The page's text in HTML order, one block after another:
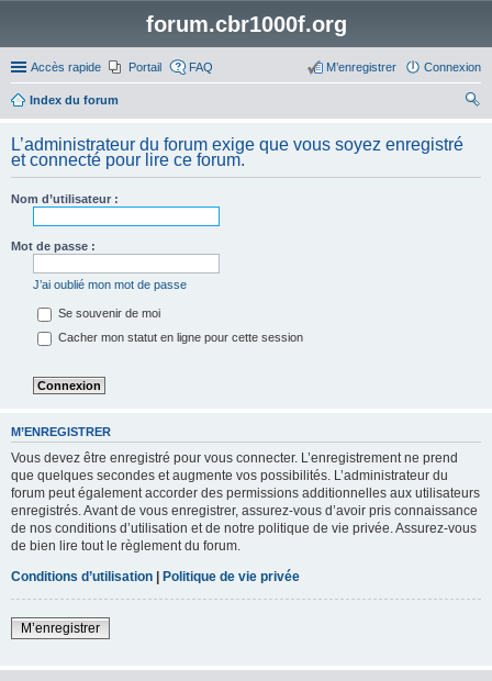
forum.cbr1000f.org
Accès rapide Portail FAQ Connexion
M’enregistrer
Index du forum
ch
L’administrateur du forum exige que vous soyez enregistré
et connecté pour lire ce forum.
Nom d’utilisateur :
Mot de passe :
J’ai oublié mon mot de passe
Se souvenir de moi
Cacher mon statut en ligne pour cette session
M’ENREGISTRER
Vous devez être enregistré pour vous connecter. L’enregistrement ne prend
que quelques secondes et augmente vos possibilités. L’administrateur du
forum peut également accorder des permissions additionnelles aux utilisateurs
enregistrés. Avant de vous enregistrer, assurez-vous d’avoir pris connaissance
de nos conditions d’utilisation et de notre politique de vie privée. Assurez-vous
de bien lire tout le règlement du forum.
Conditions d’utilisation | Politique de vie privée
M’enregistrer